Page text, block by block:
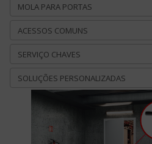
MOLA PARA PORTAS
ACESSOS COMUNS
SERVIÇO CHAVES
SOLUÇÕES PERSONALIZADAS